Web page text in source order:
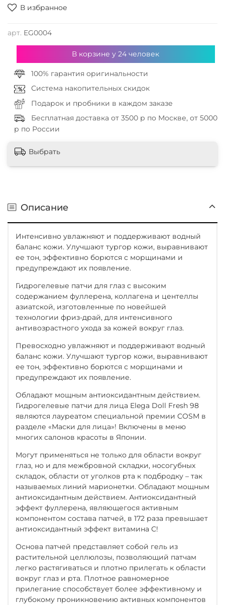
В избранное
арт. EG0004
В корзине у24 человек
100% гарантия оригинальности
Система накопительных скидок
Подарок и пробники в каждом заказе
Бесплатная доставка от 3500 р по Москве, от 5000
р по России
Выбрать
Описание
Интенсивно увлажняют и поддерживают водный
баланс кожи. Улучшают тургор кожи, выравнивают
ее тон, эффективно борются с морщинами и
предупреждают их появление.
Гидрогелевые патчи для глаз с высоким
содержанием фуллерена, коллагена и центеллы
азиатской, изготовленные по новейшей
технологии фриз-драй, для интенсивного
антивозрастного ухода за кожей вокруг глаз.
Превосходно увлажняют и поддерживают водный
баланс кожи. Улучшают тургор кожи, выравнивают
ее тон, эффективно борются с морщинами и
предупреждают их появление.
Обладают мощным антиоксидантным действием.
Гидрогелевые патчи для лица Elega Doll Fresh 98
являются лауреатом специальной премии COSM в
разделе «Маски для лица»! Включены в меню
многих салонов красоты в Японии.
Могут применяться не только для области вокруг
глаз, но и для межбровной складки, носогубных
складок, области от уголков рта к подбродку – так
называемых линий марионетки. Обладают мощным
антиоксидантным действием. Антиоксидантный
эффект фуллерена, являющегося активным
компонентом состава патчей, в 172 раза превышает
антиоксидантный эффект витамина С!
Основа патчей представляет собой гель из
растительной целлюлозы, позволяющий патчам
легко растягиваться и плотно прилегать к области
вокруг глаз и рта. Плотное равномерное
прилегание способствует более эффективному и
глубокому проникновению активных компонентов